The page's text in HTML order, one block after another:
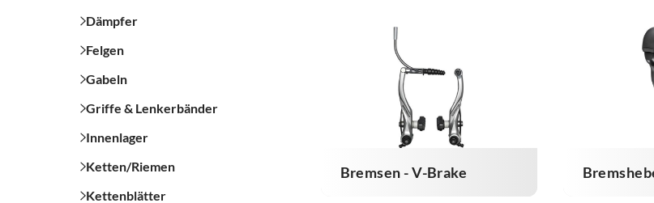
Dämpfer
Felgen
Gabeln
Griffe & Lenkerbänder
Innenlager
Ketten/Riemen
Kettenblätter
Bremsen - V-Brake